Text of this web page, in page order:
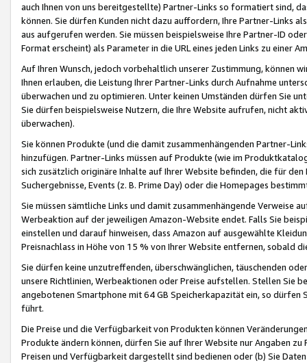
auch Ihnen von uns bereitgestellte) Partner-Links so formatiert sind,
können. Sie dürfen Kunden nicht dazu auffordern, Ihre Partner-Links
aus aufgerufen werden. Sie müssen beispielsweise Ihre Partner-ID
Format erscheint) als Parameter in die URL eines jeden Links zu einer
Auf Ihren Wunsch, jedoch vorbehaltlich unserer Zustimmung, können
Ihnen erlauben, die Leistung Ihrer Partner-Links durch Aufnahme
überwachen und zu optimieren. Unter keinen Umständen dürfen Sie
Sie dürfen beispielsweise Nutzern, die Ihre Website aufrufen, nicht
überwachen).
Sie können Produkte (und die damit zusammenhängenden Partner-
hinzufügen. Partner-Links müssen auf Produkte (wie im
sich zusätzlich originäre Inhalte auf Ihrer Website befinden, die für
Suchergebnisse, Events (z. B. Prime Day) oder die Homepages
Sie müssen sämtliche Links und damit zusammenhängende
Werbeaktion auf der jeweiligen Amazon-Website endet. Falls Sie
einstellen und darauf hinweisen, dass Amazon auf ausgewählte
Preisnachlass in Höhe von 15 % von Ihrer Website entfernen, sobald
Sie dürfen keine unzutreffenden, überschwänglichen, täuschenden
unsere Richtlinien, Werbeaktionen oder Preise aufstellen. Stellen Sie
angebotenen Smartphone mit 64 GB Speicherkapazität ein, so dürfen
führt.
Die Preise und die Verfügbarkeit von Produkten können
Produkte ändern können, dürfen Sie auf Ihrer Website nur Angaben
Preisen und Verfügbarkeit dargestellt sind bedienen oder (b) Sie